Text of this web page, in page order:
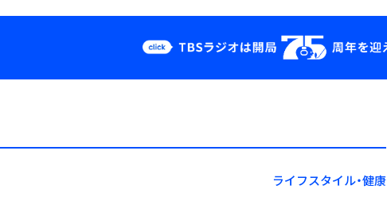
Podcast
YouTube
会社情報
ライフスタイル・健康